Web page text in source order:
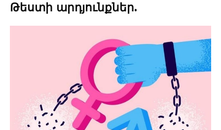
Թեստի արդյունքներ.